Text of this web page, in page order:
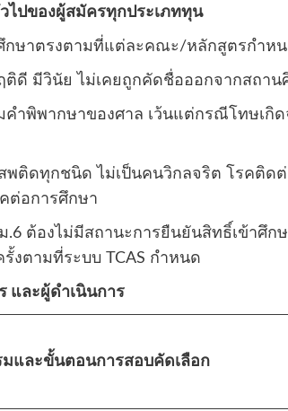
ปของผู้สมัครทุกประเภททุน
ษาตรงตามที่แต่ละคณะ/หลักสูตรกำหน
ติดี มีวินัย ไม่เคยถูกคัดชื่อออกจากสถาน
คำพิพากษาของศาล เว้นแต่กรณีโทษเกิ
สพติดทุกชนิด ไม่เป็นคนวิกลจริต โรคติด
ต่อการศึกษา
ต้องไม่มีสถานะการยืนยันสิทธิ์เข้าศึก
งตามที่ระบบ TCAS กำหนด
และผู้ดำเนินการ
มและขั้นตอนการสอบคัดเลือก